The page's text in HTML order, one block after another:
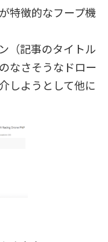
特徴的なフープ機
（記事のタイトル
なさそうなドロー
しようとして他に